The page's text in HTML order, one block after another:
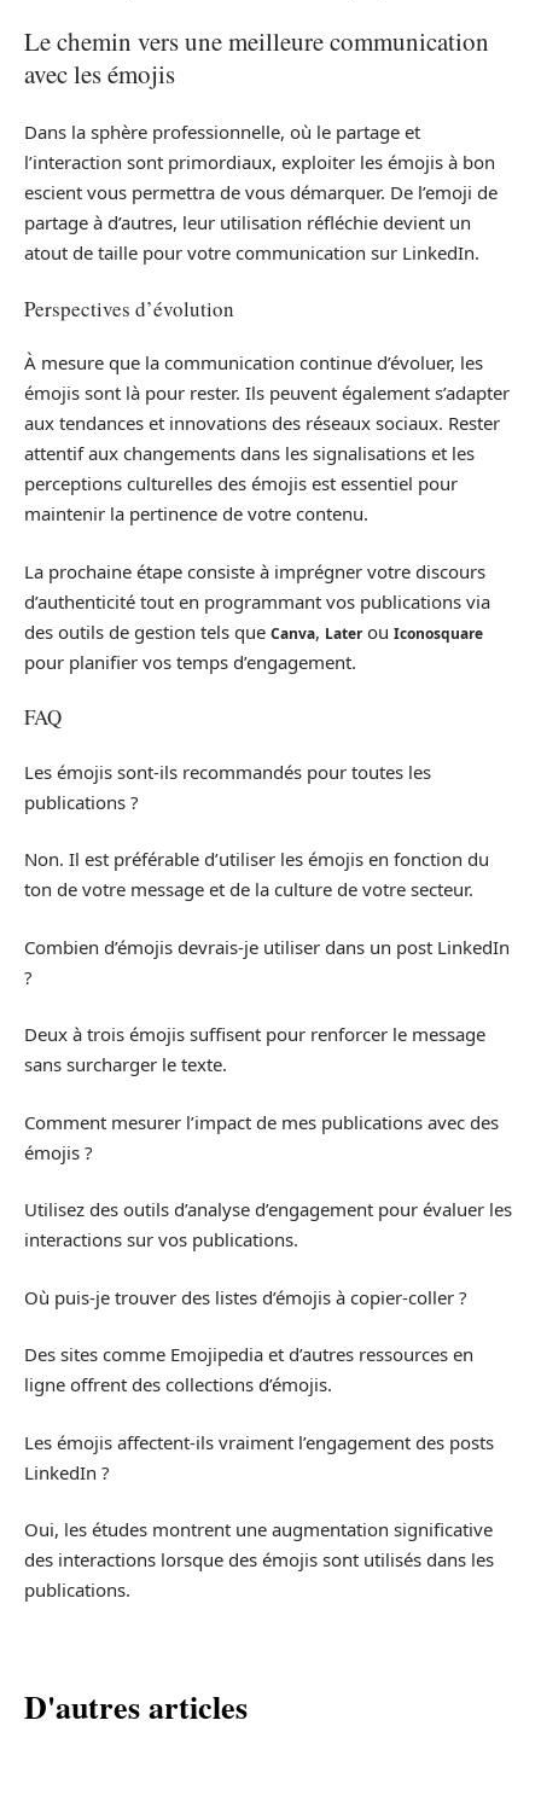
Le chemin vers une meilleure communication
avec les émojis
Dans la sphère professionnelle, où le partage et
l’interaction sont primordiaux, exploiter les émojis à bon
escient vous permettra de vous démarquer. De l’emoji de
partage à d’autres, leur utilisation réfléchie devient un
atout de taille pour votre communication sur LinkedIn.
Perspectives d’évolution
À mesure que la communication continue d’évoluer, les
émojis sont là pour rester. Ils peuvent également s’adapter
aux tendances et innovations des réseaux sociaux. Rester
attentif aux changements dans les signalisations et les
perceptions culturelles des émojis est essentiel pour
maintenir la pertinence de votre contenu.
La prochaine étape consiste à imprégner votre discours
d’authenticité tout en programmant vos publications via
des outils de gestion tels que Canva, Laterou Iconosquare
pour planifier vos temps d’engagement.
FAQ
Les émojis sont-ils recommandés pour toutes les
publications ?
Non. Il est préférable d’utiliser les émojis en fonction du
ton de votre message et de la culture de votre secteur.
Combien d’émojis devrais-je utiliser dans un post LinkedIn
?
Deux à trois émojis suffisent pour renforcer le message
sans surcharger le texte.
Comment mesurer l’impact de mes publications avec des
émojis ?
Utilisez des outils d’analyse d’engagement pour évaluer les
interactions sur vos publications.
Où puis-je trouver des listes d’émojis à copier-coller ?
Des sites comme Emojipedia et d’autres ressources en
ligne offrent des collections d’émojis.
Les émojis affectent-ils vraiment l’engagement des posts
LinkedIn ?
Oui, les études montrent une augmentation significative
des interactions lorsque des émojis sont utilisés dans les
publications.
D'autres articles